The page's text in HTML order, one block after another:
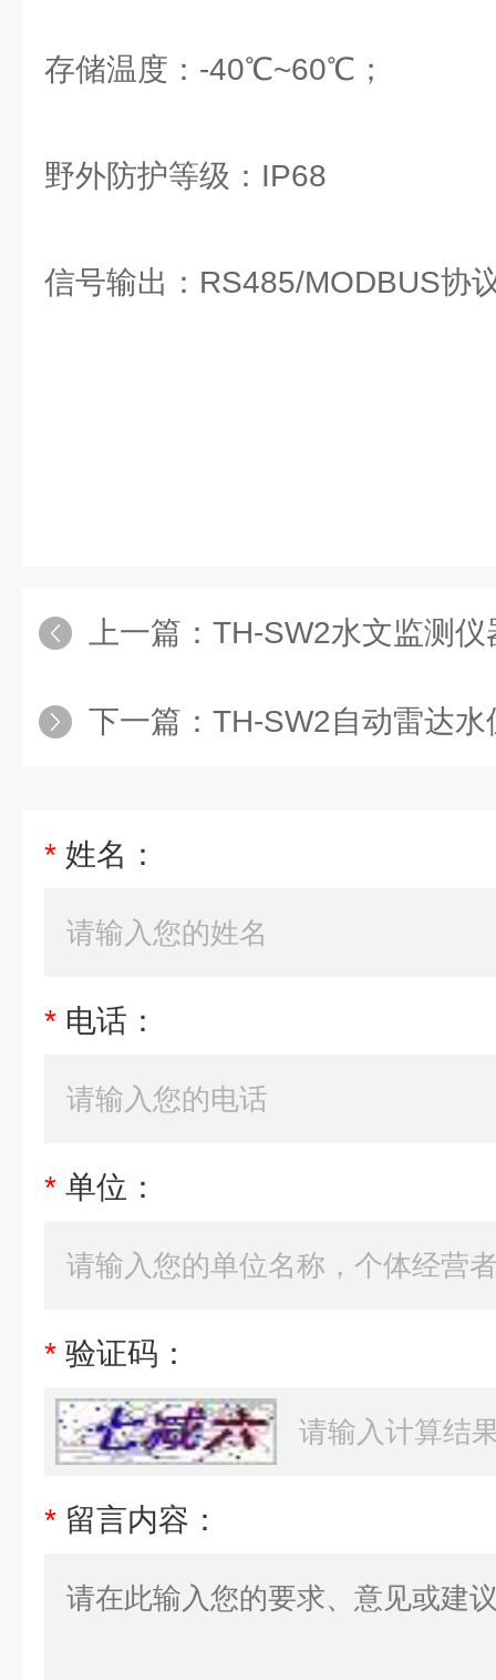
存储温度：-40℃~60℃；
野外防护等级：IP68
信号输出：RS485/MODBUS协
上一篇： TH-SW2水文监测仪
下一篇： TH-SW2自动雷达
* 姓名：
* 电话：
* 单位：
* 验证码：
* 留言内容：